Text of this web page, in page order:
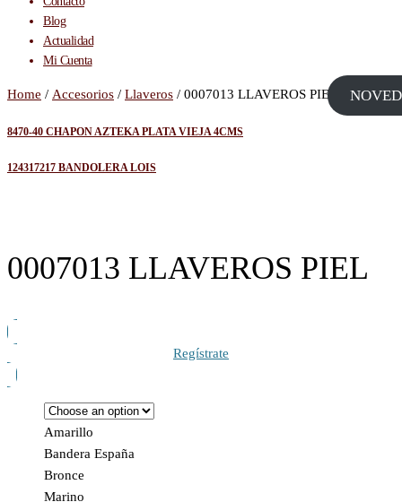
Blog
Actualidad
Mi Cuenta
Home / Accesorios / Llaveros / 0007013 LLAVEROS PIEL
8470-40 CHAPON AZTEKA PLATA VIEJA 4CMS
124317217 BANDOLERA LOIS
0007013 LLAVEROS PIEL
Regístrate
Amarillo
Bandera España
Bronce
Marino